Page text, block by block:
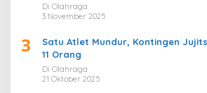
Di Olahraga
3 November 2025
3
Satu Atlet Mundur, Kontingen
11 Orang
Di Olahraga
21 Oktober 2025